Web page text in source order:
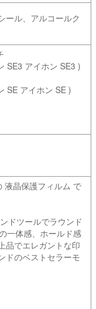
ール、アルコールク
SE3 アイホン SE3 )
SE アイホン SE )
液晶保護フィルム で
ドツールでラウンド
一体感、ホールド感
品でエレガントな印
ドのベストセラーモ